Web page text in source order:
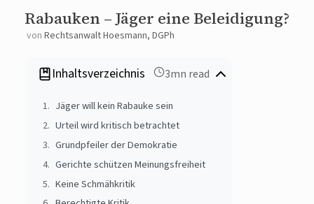
Rabauken – Jäger eine Beleidigung?
von Rechtsanwalt Hoesmann, DGPh
Inhaltsverzeichnis 3mn read
Jäger will kein Rabauke sein
Urteil wird kritisch betrachtet
Grundpfeiler der Demokratie
Gerichte schützen Meinungsfreiheit
Keine Schmähkritik